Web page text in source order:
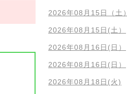
2026年08月15日（土）
2026年08月15日(土）
2026年08月16日(日）
2026年08月16日(日）
2026年08月18日(火)